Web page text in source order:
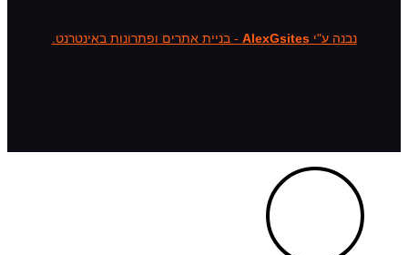
נבנה ע"יAlexGsites - בניית אתרים ופתרונות באינטרנט.